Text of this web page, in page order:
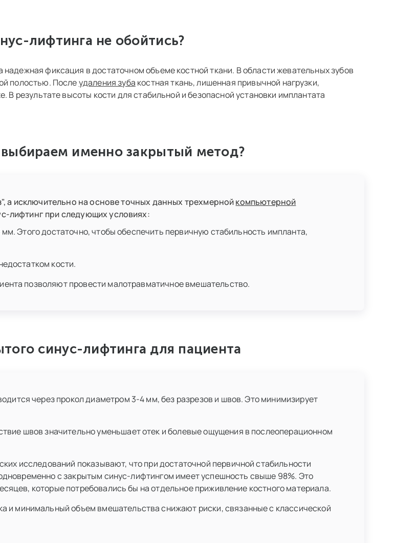
лифтинга не обойтись?
фиксация в достаточном объеме костной ткани. В области жевательных зубов
полостью. Послеудаления зуба костная ткань, лишенная привычной нагрузки,
результате высоты кости для стабильной и безопасной установки имплантата
именно закрытый метод?
а исключительно на основе точных данных трехмернойкомпьютерной
лифтинг при следующих условиях:
Этого достаточно, чтобы обеспечить первичную стабильность импланта,
кости.
позволяют провести малотравматичное вмешательство.
синус-лифтинга для пациента
через прокол диаметром 3-4 мм, без разрезов и швов. Это минимизирует
швов значительно уменьшает отек и болевые ощущения в послеоперационном
исследований показывают, что при достаточной первичной стабильности
с закрытым синус-лифтингом имеет успешность свыше 98%. Это
которые потребовались бы на отдельное приживление костного материала.
и минимальный объем вмешательства снижают риски, связанные с классической